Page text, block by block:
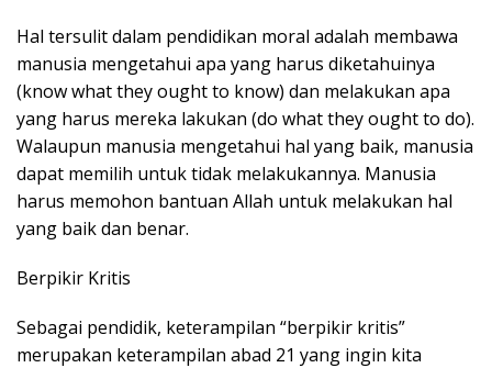
Hal tersulit dalam pendidikan moral adalah membawa
manusia mengetahui apa yang harus diketahuinya
(know what they ought to know) dan melakukan apa
yang harus mereka lakukan (do what they ought to do).
Walaupun manusia mengetahui hal yang baik, manusia
dapat memilih untuk tidak melakukannya. Manusia
harus memohon bantuan Allah untuk melakukan hal
yang baik dan benar.
Berpikir Kritis
Sebagai pendidik, keterampilan “berpikir kritis”
merupakan keterampilan abad 21 yang ingin kita